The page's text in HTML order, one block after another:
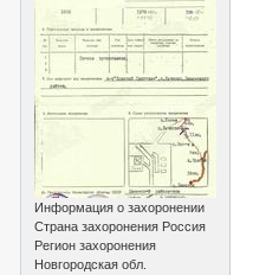
Информация о захоронении
Страна захоронения Россия
Регион захоронения
Новгородская обл.